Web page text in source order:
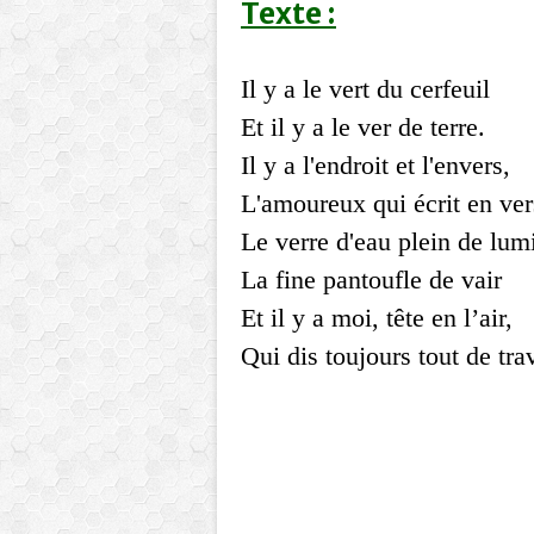
Texte :
Il y a le vert du cerfeuil
Et il y a le ver de terre.
Il y a l'endroit et l'envers,
L'amoureux qui écrit en
Le verre d'eau plein de
La fine pantoufle de vair
Et il y a moi, tête en l’air,
Qui dis toujours tout de